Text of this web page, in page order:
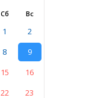
Сб Вс
1
2
8
9
15
16
22
23